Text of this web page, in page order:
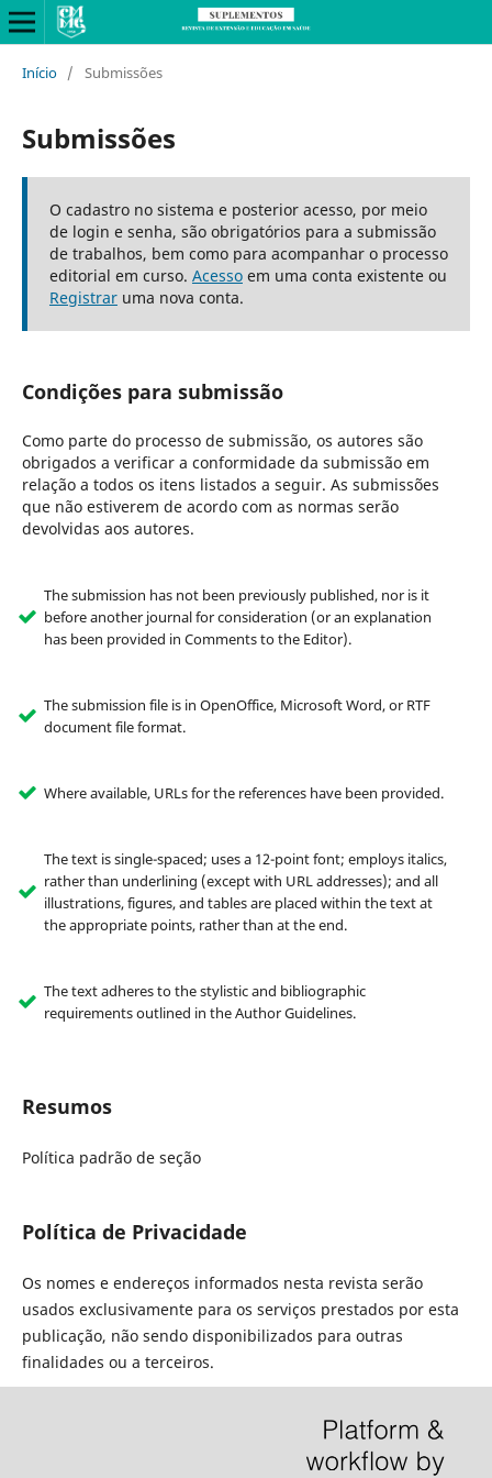
Início / Submissões
Submissões
O cadastro no sistema e posterior acesso, por meio
de login e senha, são obrigatórios para a submissão
de trabalhos, bem como para acompanhar o processo
editorial em curso. Acessoem uma conta existente ou
Registraruma nova conta.
Condições para submissão
Como parte do processo de submissão, os autores são
obrigados a verificar a conformidade da submissão em
relação a todos os itens listados a seguir. As submissões
que não estiverem de acordo com as normas serão
devolvidas aos autores.
The submission has not been previously published, nor is it
before another journal for consideration (or an explanation
has been provided in Comments to the Editor).
The submission file is in OpenOffice, Microsoft Word, or RTF
document file format.
Where available, URLs for the references have been provided.
The text is single-spaced; uses a 12-point font; employs italics,
rather than underlining (except with URL addresses); and all
illustrations, figures, and tables are placed within the text at
the appropriate points, rather than at the end.
The text adheres to the stylistic and bibliographic
requirements outlined in the Author Guidelines.
Resumos
Política padrão de seção
Política de Privacidade
Os nomes e endereços informados nesta revista serão
usados exclusivamente para os serviços prestados por esta
publicação, não sendo disponibilizados para outras
finalidades ou a terceiros.